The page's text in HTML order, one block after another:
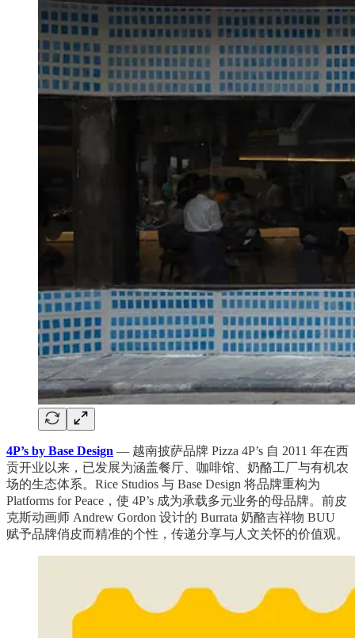
4P’s by Base Design — 越南披萨品牌 Pizza 4P’s 自 2011 年在西
贡开业以来，已发展为涵盖餐厅、咖啡馆、奶酪工厂与有机农
场的生态体系。Rice Studios 与 Base Design 将品牌重构为
Platforms for Peace，使 4P’s 成为承载多元业务的母品牌。前皮
克斯动画师 Andrew Gordon 设计的 Burrata 奶酪吉祥物 BUU
赋予品牌俏皮而精准的个性，传递分享与人文关怀的价值观。